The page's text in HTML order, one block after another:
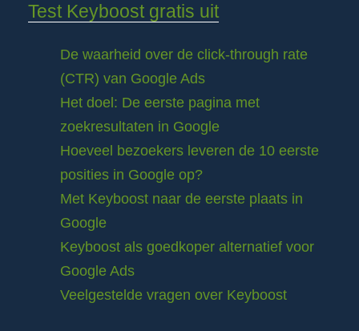
Test Keyboost gratis uit
De waarheid over de click-through rate
(CTR) van Google Ads
Het doel: De eerste pagina met
zoekresultaten in Google
Hoeveel bezoekers leveren de 10 eerste
posities in Google op?
Met Keyboost naar de eerste plaats in
Google
Keyboost als goedkoper alternatief voor
Google Ads
Veelgestelde vragen over Keyboost